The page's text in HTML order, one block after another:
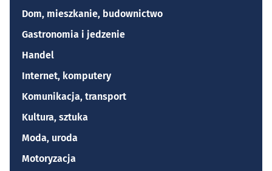
Dom, mieszkanie, budownictwo
Gastronomia i jedzenie
Handel
Internet, komputery
Komunikacja, transport
Kultura, sztuka
Moda, uroda
Motoryzacja